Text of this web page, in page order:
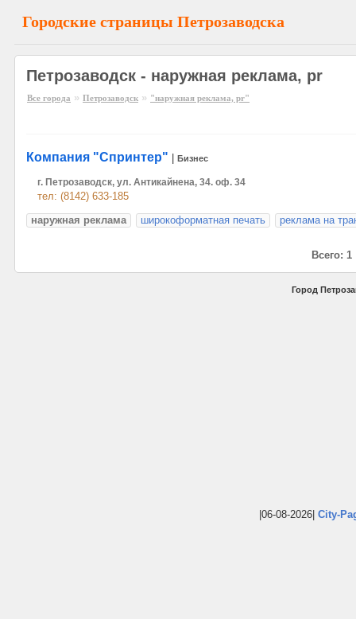
Городские страницы Петрозаводска
Петрозаводск - наружная реклама, pr
Все города » Петрозаводск » "наружная реклама, pr"
Компания "Спринтер" Бизнес
г. Петрозаводск, ул. Антикайнена, 34. оф. 34
тел: (8142) 633-185
наружная реклама
широкоформатная печать реклама на
Всего: 1
Город
|06-08-2026| City-